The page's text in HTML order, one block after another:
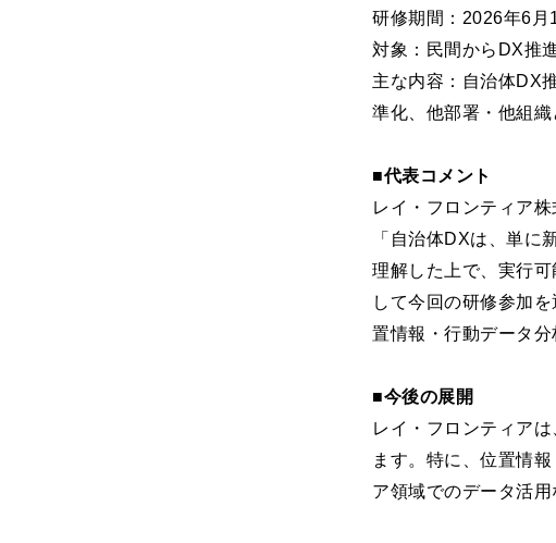
研修期間：2026年6月
対象：民間からDX推
主な内容：自治体DX
準化、他部署・他組
■代表コメント
レイ・フロンティア
「自治体DXは、単に
理解した上で、実行
して今回の研修参加
置情報・行動データ
■今後の展開
レイ・フロンティア
ます。特に、位置情
ア領域でのデータ活